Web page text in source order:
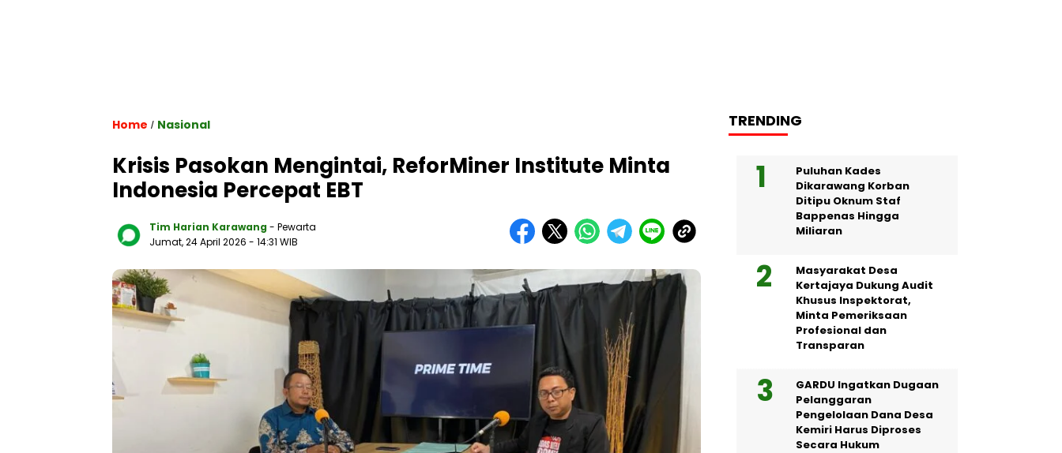
Home / Nasional
Krisis Pasokan Mengintai, ReforMiner Institute Minta
Indonesia Percepat EBT
Tim Harian Karawang - Pewarta
Jumat, 24 April 2026 - 14:31 WIB
TRENDING
Puluhan Kades
Dikarawang Korban
Ditipu Oknum Staf
Bappenas Hingga
Miliaran
Masyarakat Desa
Kertajaya Dukung Audit
Khusus Inspektorat,
Minta Pemeriksaan
Profesional dan
Transparan
GARDU Ingatkan Dugaan
Pelanggaran
Pengelolaan Dana Desa
Kemiri Harus Diproses
Secara Hukum